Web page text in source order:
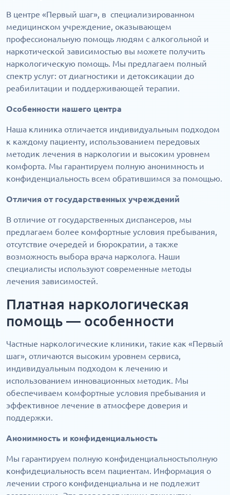
В центре «Первый шаг», в специализированном
медицинском учреждение, оказывающем
профессиональную помощь людям с алкогольной и
наркотической зависимостью вы можете получить
наркологическую помощь. Мы предлагаем полный
спектр услуг: от диагностики и детоксикации до
реабилитации и поддерживающей терапии.
Особенности нашего центра
Наша клиника отличается индивидуальным подходом
к каждому пациенту, использованием передовых
методик лечения в наркологии и высоким уровнем
комфорта. Мы гарантируем полную анонимность и
конфиденциальность всем обратившимся за помощью.
Отличия от государственных учреждений
В отличие от государственных диспансеров, мы
предлагаем более комфортные условия пребывания,
отсутствие очередей и бюрократии, а также
возможность выбора врача нарколога. Наши
специалисты используют современные методы
лечения зависимостей.
Платная наркологическая
помощь — особенности
Частные наркологические клиники, такие как «Первый
шаг», отличаются высоким уровнем сервиса,
индивидуальным подходом к лечению и
использованием инновационных методик. Мы
обеспечиваем комфортные условия пребывания и
эффективное лечение в атмосфере доверия и
поддержки.
Анонимность и конфиденциальность
Мы гарантируем полную конфиденциальностьполную
конфидециальность всем пациентам. Информация о
лечении строго конфиденциальна и не подлежит